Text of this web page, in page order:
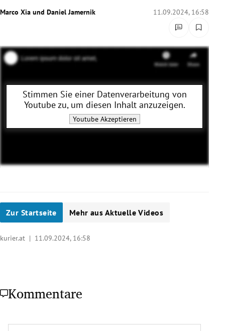
Untermenü
Untermenü
Untermenü
Untermenü
Marco Xia und Daniel Jamernik 11.09.2024, 16:58
Stimmen Sie einer Datenverarbeitung von
Youtubezu, um diesen Inhalt anzuzeigen.
YoutubeAkzeptieren
Zur Startseite Mehr aus Aktuelle Videos
kurier.at | 11.09.2024, 16:58
Kommentare